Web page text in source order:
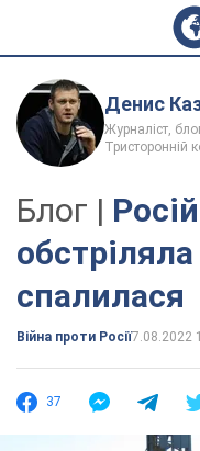
Денис
Журналіст,
Тристоронній
Блог |
спалилася
Війна проти Росії7.08.2022
37